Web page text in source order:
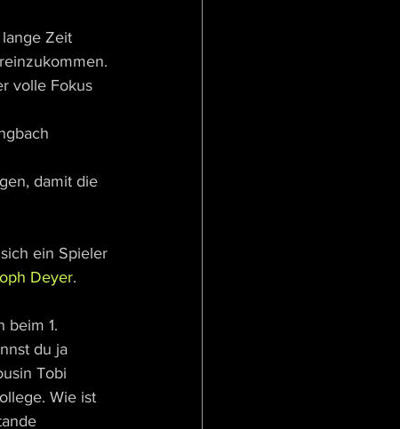
Zeit
volle Fokus
damit die
ein Spieler
Deyer.
beim 1.
du ja
Tobi
Wie ist